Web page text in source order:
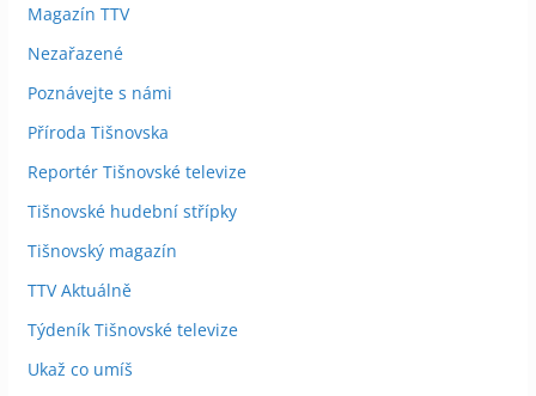
Magazín TTV
Nezařazené
Poznávejte s námi
Příroda Tišnovska
Reportér Tišnovské televize
Tišnovské hudební střípky
Tišnovský magazín
TTV Aktuálně
Týdeník Tišnovské televize
Ukaž co umíš